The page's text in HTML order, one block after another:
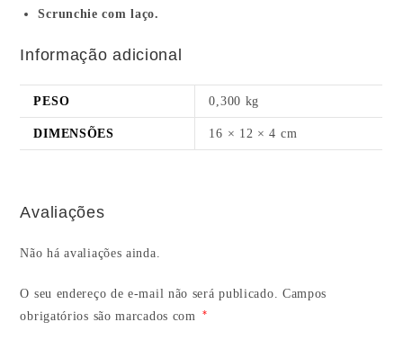
Scrunchie com laço.
Informação adicional
PESO 0,300 kg
DIMENSÕES 16 × 12 × 4 cm
Avaliações
Não há avaliações ainda.
O seu endereço de e-mail não será publicado.
Campos
obrigatórios são marcados com
*